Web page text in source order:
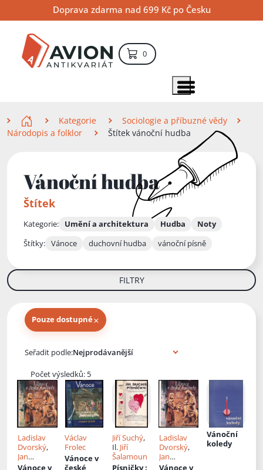
na
obsah
na
navigaci
na
vyhledávání
Doprava zdarma nad 699 Kč po Česku
0položek – košík
Zobrazit položky menu
Kategorie
Sociologie a příbuzné vědy
Národopis a folklor
Štítek vánoční hudba
Vánoční hudba
Štítek
Kategorie: Umění a architektura Hudba
Noty
Štítky: Vánoce duchovní hudba vánoční písně
FILTRY
Pouze dostupné×
Seřadit podle:
Počet výsledků: 5
Ladislav
Dvorský,
Jan
Červenka,
Vánoce v
Václav
Frolec
Vánoce v
české
Jiří Suchý,
Il. Jiří
Šalamoun
Písničky:
Ladislav
Dvorský,
Jan
Červenka,
Vánoce v
Vánoční
koledy